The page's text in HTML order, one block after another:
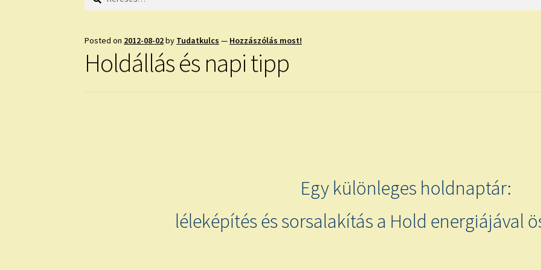
Posted on 2012-08-02by Tudatkulcs — Hozzászólás most!
Holdállás és napi tipp
Egy különleges holdnaptár:
léleképítés és sorsalakítás a Hold energiájával